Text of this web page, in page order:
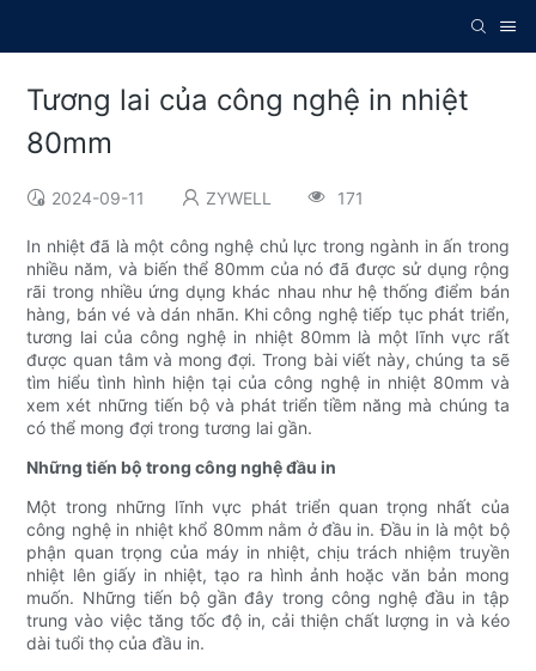
Tương lai của công nghệ in nhiệt
80mm
2024-09-11 ZYWELL 171
In nhiệt đã là một công nghệ chủ lực trong ngành in ấn trong
nhiều năm, và biến thể 80mm của nó đã được sử dụng rộng
rãi trong nhiều ứng dụng khác nhau như hệ thống điểm bán
hàng, bán vé và dán nhãn. Khi công nghệ tiếp tục phát triển,
tương lai của công nghệ in nhiệt 80mm là một lĩnh vực rất
được quan tâm và mong đợi. Trong bài viết này, chúng ta sẽ
tìm hiểu tình hình hiện tại của công nghệ in nhiệt 80mm và
xem xét những tiến bộ và phát triển tiềm năng mà chúng ta
có thể mong đợi trong tương lai gần.
Những tiến bộ trong công nghệ đầu in
Một trong những lĩnh vực phát triển quan trọng nhất của
công nghệ in nhiệt khổ 80mm nằm ở đầu in. Đầu in là một bộ
phận quan trọng của máy in nhiệt, chịu trách nhiệm truyền
nhiệt lên giấy in nhiệt, tạo ra hình ảnh hoặc văn bản mong
muốn. Những tiến bộ gần đây trong công nghệ đầu in tập
trung vào việc tăng tốc độ in, cải thiện chất lượng in và kéo
dài tuổi thọ của đầu in.